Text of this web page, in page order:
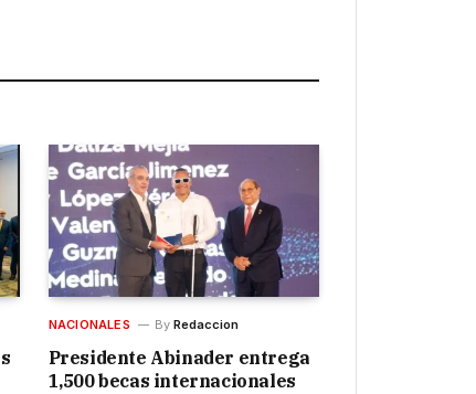
NACIONALES By Redaccion
Presidente Abinader entrega
1,500 becas internacionales